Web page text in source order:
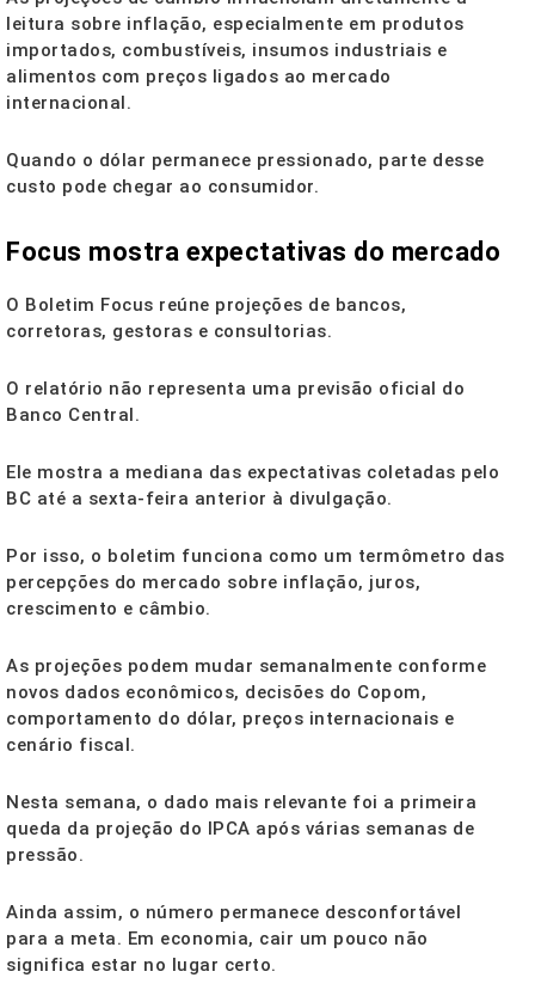
leitura sobre inflação, especialmente em produtos
importados, combustíveis, insumos industriais e
alimentos com preços ligados ao mercado
internacional.
Quando o dólar permanece pressionado, parte desse
custo pode chegar ao consumidor.
Focus mostra expectativas do mercado
O Boletim Focus reúne projeções de bancos,
corretoras, gestoras e consultorias.
O relatório não representa uma previsão oficial do
Banco Central.
Ele mostra a mediana das expectativas coletadas pelo
BC até a sexta-feira anterior à divulgação.
Por isso, o boletim funciona como um termômetro das
percepções do mercado sobre inflação, juros,
crescimento e câmbio.
As projeções podem mudar semanalmente conforme
novos dados econômicos, decisões do Copom,
comportamento do dólar, preços internacionais e
cenário fiscal.
Nesta semana, o dado mais relevante foi a primeira
queda da projeção do IPCA após várias semanas de
pressão.
Ainda assim, o número permanece desconfortável
para a meta. Em economia, cair um pouco não
significa estar no lugar certo.